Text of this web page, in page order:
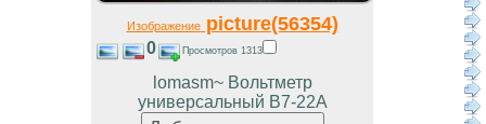
Изображениеpicture(56354)
0 Просмотров 1313
lomasm~ Вольтметр
универсальный В7-22А